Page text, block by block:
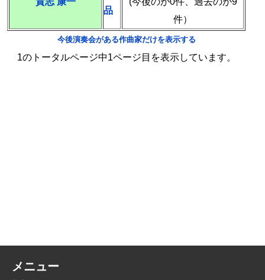
品
件）
今後演奏会がある作曲家だけを表示する
1のトータルページ中1ページ目を表示しています。
メニュー